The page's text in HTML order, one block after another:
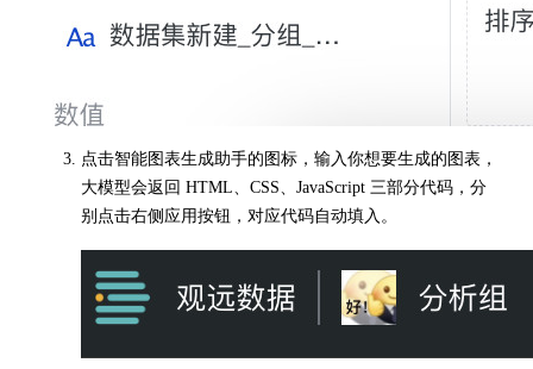
点击智能图表生成助手的图标，输入你想要生成的图表，
大模型会返回 HTML、CSS、JavaScript 三部分代码，分
别点击右侧应用按钮，对应代码自动填入。